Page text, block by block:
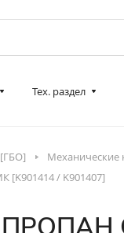
Тех. раздел
[K901414 / K901407]